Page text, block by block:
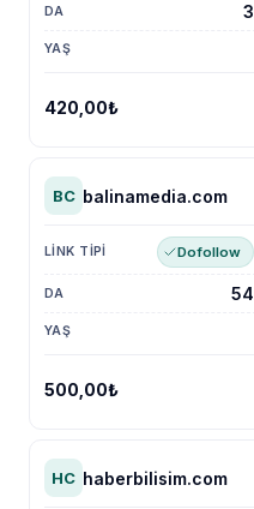
3
420,00₺
BC balinamedia.com
Dofollow
54
500,00₺
HC haberbilisim.com